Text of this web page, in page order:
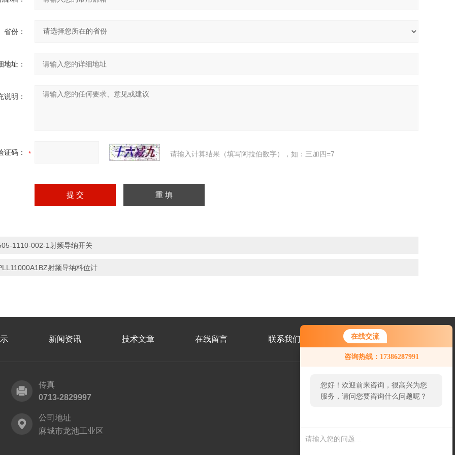
在线交流
咨询热线：17386287991
您好！欢迎前来咨询，很高兴为您
服务，请问您要咨询什么问题呢？
了需求产品，您可以直接在线与我
联系！
省份：
地址：
说明：
证码： 请输入计算结果（填写阿拉伯数字），如：三加四=7
1110-002-1射频导纳开关
射频导纳料位计
新闻资讯 技术文章 在线留言 联系我们
传真
0713-2829997
公司地址
麻城市龙池工业区